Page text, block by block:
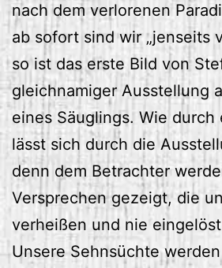
nach dem verlorenen
ab sofort sind wir „jenseits
so ist das erste Bild von
gleichnamiger Ausstellung
eines Säuglings. Wie durch
lässt sich durch die
denn dem Betrachter
Versprechen gezeigt, die
verheißen und nie
Unsere Sehnsüchte